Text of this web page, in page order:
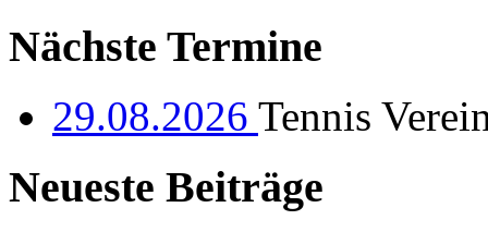
Nächste Termine
29.08.2026 Tennis
Neueste Beiträge